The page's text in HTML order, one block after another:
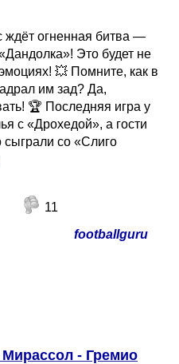
ждёт огненная битва —
Это будет не
💥 Помните, как в
им зад? Да,
🏆 Последняя игра у
с «Дрохедой», а гости
со «Слиго
11
footballguru
- Гремио